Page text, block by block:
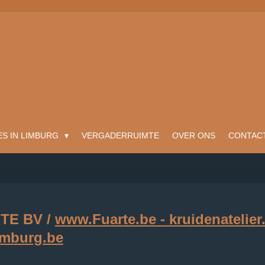
IN LIMBURG VERGADERRUIMTE OVER ONS
BV / www.Fuarte.be -